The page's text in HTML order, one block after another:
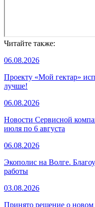
Читайте также:
06.08.2026
Проекту «Мой гектар»
лучше!
06.08.2026
Новости Сервисной
июля по 6 августа
06.08.2026
Экополис на Волге.
работы
03.08.2026
Принято решение о новом